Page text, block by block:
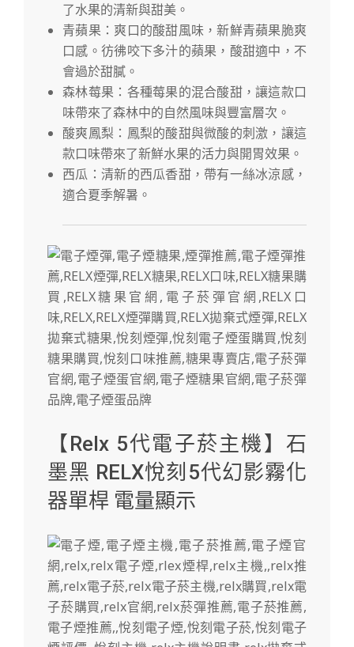
了水果的清新與甜美。
青蘋果：爽口的酸甜風味，新鮮青蘋果脆爽
口感。彷彿咬下多汁的蘋果，酸甜適中，不
會過於甜膩。
森林莓果：各種莓果的混合酸甜，讓這款口
味帶來了森林中的自然風味與豐富層次。
酸爽鳳梨：鳳梨的酸甜與微酸的刺激，讓這
款口味帶來了新鮮水果的活力與開胃效果。
西瓜：清新的西瓜香甜，帶有一絲冰涼感，
適合夏季解暑。
【Relx 5代電子菸主機】石
墨黑 RELX悅刻5代幻影霧化
器單桿 電量顯示